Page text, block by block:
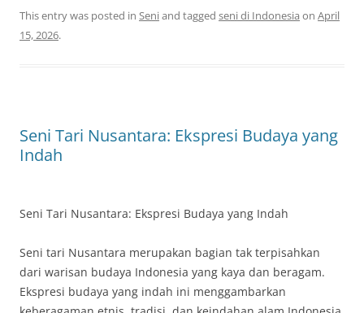
This entry was posted in Seniand tagged seni di Indonesia on April
15, 2026.
Seni Tari Nusantara: Ekspresi Budaya yang
Indah
Seni Tari Nusantara: Ekspresi Budaya yang Indah
Seni tari Nusantara merupakan bagian tak terpisahkan
dari warisan budaya Indonesia yang kaya dan beragam.
Ekspresi budaya yang indah ini menggambarkan